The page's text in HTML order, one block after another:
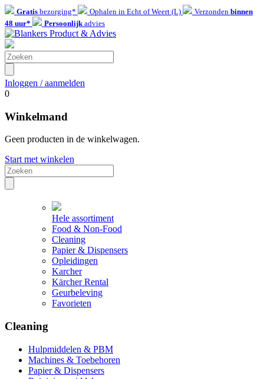
Gratis bezorging* Ophalen in Echt of Weert (L) Verzonden binnen
48 uur*
Persoonlijkadvies
Inloggen / aanmelden
0
Winkelmand
Geen producten in de winkelwagen.
Start met winkelen
Hele assortiment
Food & Non-Food
Cleaning
Papier & Dispensers
Opleidingen
Karcher
Kärcher Rental
Geurbeleving
Favorieten
Cleaning
Hulpmiddelen & PBM
Machines & Toebehoren
Papier & Dispensers